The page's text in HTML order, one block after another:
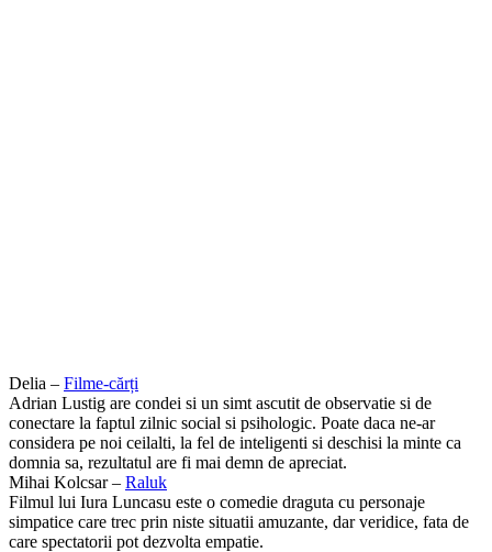
Delia – Filme-cărți
Adrian Lustig are condei si un simt ascutit de observatie si de
conectare la faptul zilnic social si psihologic. Poate daca ne-ar
considera pe noi ceilalti, la fel de inteligenti si deschisi la minte ca
domnia sa, rezultatul are fi mai demn de apreciat.
Mihai Kolcsar – Raluk
Filmul lui Iura Luncasu este o comedie draguta cu personaje
simpatice care trec prin niste situatii amuzante, dar veridice, fata de
care spectatorii pot dezvolta empatie.